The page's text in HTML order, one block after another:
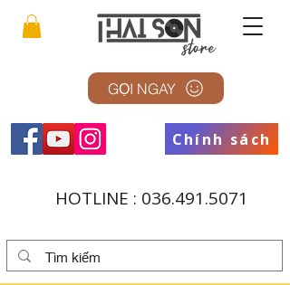
GỌI NGAY
Chính sách
HOTLINE : 036.491.5071